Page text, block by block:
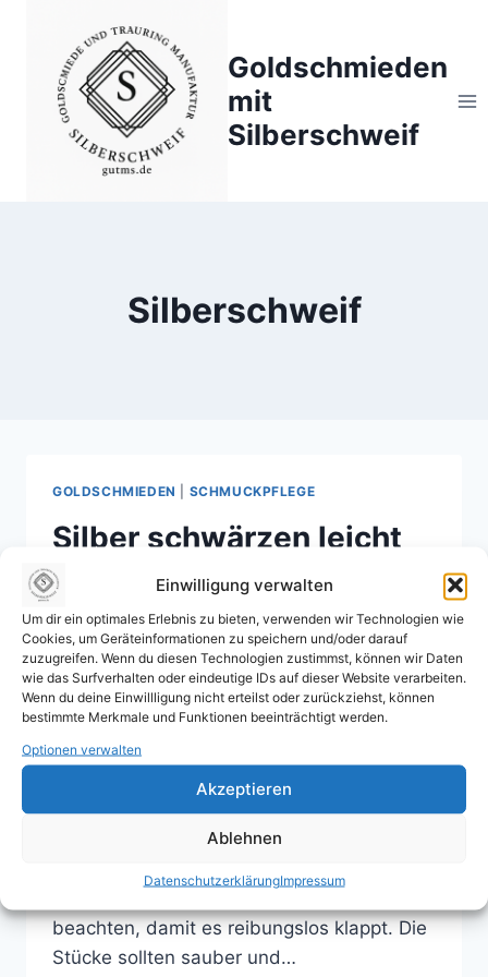
Einwilligung verwalten
Um dir ein optimales Erlebnis zu bieten, verwenden wir Technologien wie
Cookies, um Geräteinformationen zu speichern und/oder darauf
zuzugreifen. Wenn du diesen Technologien zustimmst, können wir Daten
wie das Surfverhalten oder eindeutige IDs auf dieser Website verarbeiten.
Wenn du deine Einwillligung nicht erteilst oder zurückziehst, können
bestimmte Merkmale und Funktionen beeinträchtigt werden.
Optionen verwalten
Akzeptieren
Ablehnen
DatenschutzerklärungImpressum
springen
Goldschmieden
mit
Silberschweif
Silberschweif
GOLDSCHMIEDEN SCHMUCKPFLEGE
Silber schwärzen leicht
gemacht: So wird dein
Ring wieder tiefschwarz
Vonadmin 9. Juli 2025
Über das Schwärzen von Silber Silber
schwärzen leicht gemacht: So wird dein
Ring wieder tiefschwarz Hier möchte ich
die gerne zeigen, wie ich meine
Schmuckstücke aus Silber schwärze und
beachten, damit es reibungslos klappt. Die
Stücke sollten sauber und…